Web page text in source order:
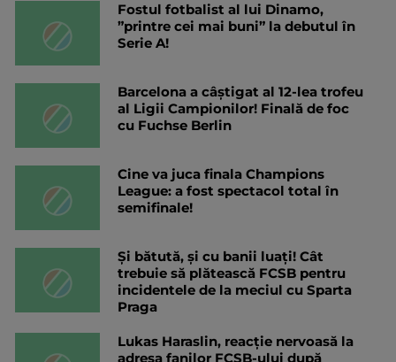
Fostul fotbalist al lui Dinamo,
”printre cei mai buni” la debutul în
Serie A!
Barcelona a câștigat al 12-lea trofeu
al Ligii Campionilor! Finală de foc
cu Fuchse Berlin
Cine va juca finala Champions
League: a fost spectacol total în
semifinale!
Și bătută, și cu banii luați! Cât
trebuie să plătească FCSB pentru
incidentele de la meciul cu Sparta
Praga
Lukas Haraslin, reacție nervoasă la
adresa fanilor FCSB-ului după